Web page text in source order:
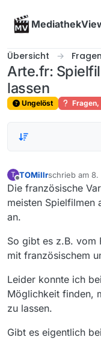
Übersicht
Arte.fr:
lassen
Ungelöst
T
Offline
TOMillrschrieb am 8.
zuletzt
Die französische
meisten Spielfilmen
an.
So gibt es z.B. vom
mit französischem
Leider konnte ich
Möglichkeit finden,
zu lassen.
Gibt es eigentlich